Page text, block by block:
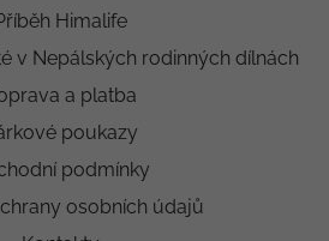
Himalife
v Nepálských rodinných dílnách
a platba
poukazy
podmínky
osobních údajů